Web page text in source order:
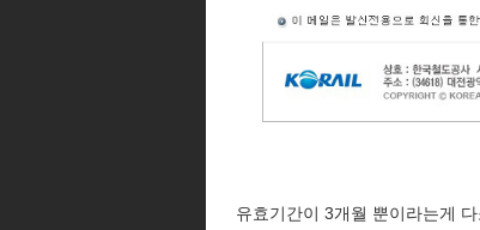
유효기간이 3개월 뿐이라는게 다